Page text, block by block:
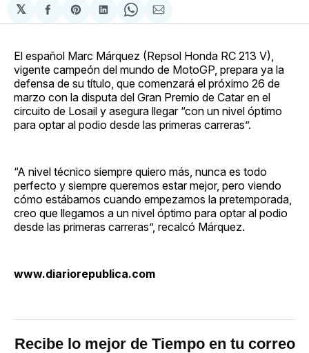
𝕏
Compartir
en
Share
on
Compartir
en
Share
on
Compartir
via
El español Marc Márquez (Repsol Honda RC 213 V),
vigente campeón del mundo de MotoGP, prepara ya la
defensa de su título, que comenzará el próximo 26 de
marzo con la disputa del Gran Premio de Catar en el
circuito de Losail y asegura llegar “con un nivel óptimo
para optar al podio desde las primeras carreras”.
“A nivel técnico siempre quiero más, nunca es todo
perfecto y siempre queremos estar mejor, pero viendo
cómo estábamos cuando empezamos la pretemporada,
creo que llegamos a un nivel óptimo para optar al podio
desde las primeras carreras”, recalcó Márquez.
www.diariorepublica.com
Recibe lo mejor de Tiempo en tu correo